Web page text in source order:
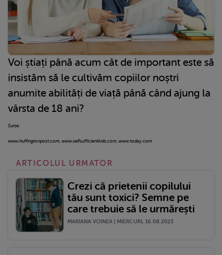
Voi știați până acum cât de important este să
insistăm să le cultivăm copiilor noștri
anumite abilități de viață până când ajung la
vârsta de 18 ani?
Surse:
www.huffingtonpost.com, www.selfsufficientkids.com, www.today.com
ARTICOLUL URMATOR
Crezi că prietenii copilului
tău sunt toxici? Semne pe
care trebuie să le urmărești
MARIANA VOINEA | MIERCURI, 16.08.2023